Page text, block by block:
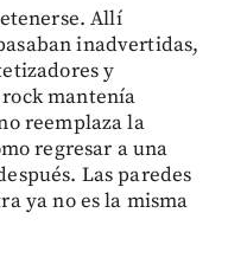
Allí
inadvertidas,
y
mantenía
reemplaza la
regresar a una
Las paredes
ya no es la misma